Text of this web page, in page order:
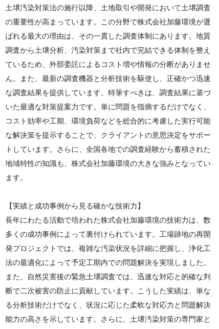
土壌汚染対策法の施行以降、土地取引や開発において土壌調査
の重要性が高まっています。この分野で株式会社加藤環境が選
ばれる最大の理由は、その一貫した調査体制にあります。地質
調査から土壌分析、汚染対策まで社内で完結できる体制を整え
ているため、外部委託によるコスト増や情報の分断がありませ
ん。また、最新の調査機器と分析技術を駆使し、正確かつ迅速
な調査結果を提供しています。特筆すべきは、調査結果に基づ
いた最適な対策提案力です。単に問題を指摘するだけでなく、
コスト効率や工期、環境負荷などを総合的に考慮した実行可能
な解決策を提示することで、クライアントの意思決定をサポー
トしています。さらに、全国各地での調査経験から蓄積された
地域特性の知識も、株式会社加藤環境の大きな強みとなってい
ます。
【実績と成功事例から見る確かな技術力】
長年にわたる活動で培われた株式会社加藤環境の技術力は、数
多くの成功事例によって裏付けられています。工場跡地の再開
発プロジェクトでは、複雑な汚染状況を詳細に把握し、浄化工
法の最適化によって予定工期内での問題解決を実現しました。
また、自然災害後の緊急土壌調査では、迅速な対応と的確な判
断で二次被害の防止に貢献しています。こうした実績は、単な
る分析技術だけでなく、状況に応じた柔軟な対応力と問題解決
能力の高さを示しています。さらに、土壌汚染対策の専門家と